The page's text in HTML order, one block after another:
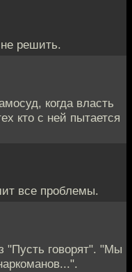
решить.
когда власть
кто с ней пытается
все проблемы.
"Пусть говорят". "Мы